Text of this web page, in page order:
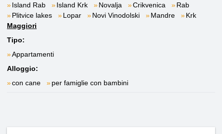
Island Rab
Island Krk Novalja Crikvenica
Rab
Plitvice lakes
Lopar Novi Vinodolski Mandre
Krk
Maggiori
Tipo:
Appartamenti
Alloggio:
con cane
per famiglie con bambini